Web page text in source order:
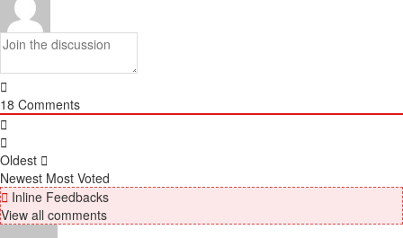
18 Comments
Oldest
Newest Most Voted
Inline Feedbacks
View all comments